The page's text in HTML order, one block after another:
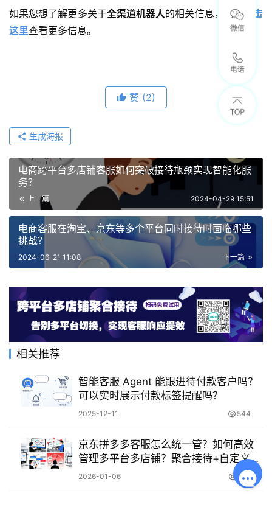
如果您想了解更多关于全渠道机器人的相关信息，可以点击
这里查看更多信息。
赞 (2)
生成海报
电商跨平台多店铺客服如何突破接待瓶颈实现智能化服
务？
上一篇 2024-04-29 15:51
电商客服在淘宝、京东等多个平台同时接待时面临哪些
挑战？
下一篇
2024-06-21 11:08
相关推荐
智能客服 Agent 能跟进待付款客户吗？
可以实时展示付款标签提醒吗？
2025-12-11 544
京东拼多多客服怎么统一管？如何高效
管理多平台多店铺？聚合接待+自定义分
组完整指南！
2026-01-06 546